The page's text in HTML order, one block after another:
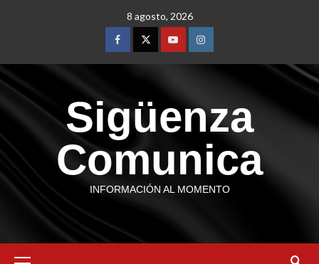
8 agosto, 2026
Sigüenza
Comunica
INFORMACIÓN AL MOMENTO